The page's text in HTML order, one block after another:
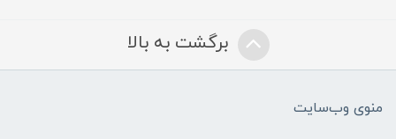
برگشت به بالا
منوی وب‌سایت